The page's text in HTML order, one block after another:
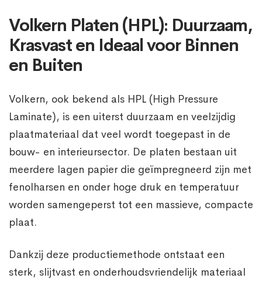
Volkern Platen (HPL): Duurzaam,
Krasvast en Ideaal voor Binnen
en Buiten
Volkern, ook bekend als HPL (High Pressure
Laminate), is een uiterst duurzaam en veelzijdig
plaatmateriaal dat veel wordt toegepast in de
bouw- en interieursector. De platen bestaan uit
meerdere lagen papier die geïmpregneerd zijn met
fenolharsen en onder hoge druk en temperatuur
worden samengeperst tot een massieve, compacte
plaat.
Dankzij deze productiemethode ontstaat een
sterk, slijtvast en onderhoudsvriendelijk materiaal